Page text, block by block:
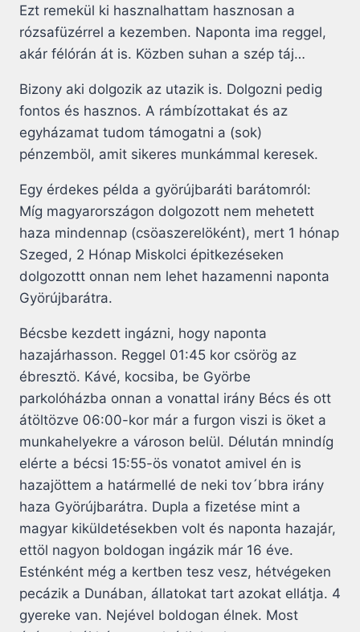
Ezt remekül ki hasznalhattam hasznosan a
rózsafüzérrel a kezemben. Naponta ima reggel,
akár félórán át is. Közben suhan a szép táj…
Bizony aki dolgozik az utazik is. Dolgozni pedig
fontos és hasznos. A rámbízottakat és az
egyházamat tudom támogatni a (sok)
pénzemböl, amit sikeres munkámmal keresek.
Egy érdekes példa a györújbaráti barátomról:
Míg magyarországon dolgozott nem mehetett
haza mindennap (csöaszerelöként), mert 1 hónap
Szeged, 2 Hónap Miskolci épitkezéseken
dolgozottt onnan nem lehet hazamenni naponta
Györújbarátra.
Bécsbe kezdett ingázni, hogy naponta
hazajárhasson. Reggel 01:45 kor csörög az
ébresztö. Kávé, kocsiba, be Györbe
parkolóházba onnan a vonattal irány Bécs és ott
átöltözve 06:00-kor már a furgon viszi is öket a
munkahelyekre a városon belül. Délután mnindíg
elérte a bécsi 15:55-ös vonatot amivel én is
hazajöttem a határmellé de neki tov´bbra irány
haza Györújbarátra. Dupla a fizetése mint a
magyar kiküldetésekben volt és naponta hazajár,
ettöl nagyon boldogan ingázik már 16 éve.
Esténként még a kertben tesz vesz, hétvégeken
pecázik a Dunában, állatokat tart azokat ellátja. 4
gyereke van. Nejével boldogan élnek. Most